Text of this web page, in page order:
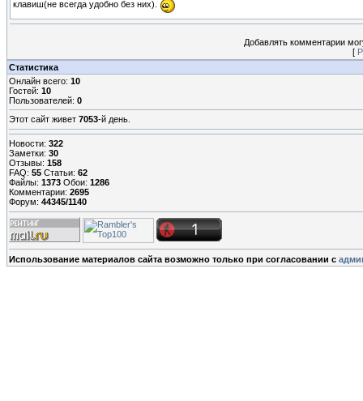
клавиш(не всегда удобно без них).
Добавлять комментарии
[
Статистика
Онлайн всего: 10
Гостей: 10
Пользователей: 0
Этот сайт живет 7053-й день.
Новости: 322
Заметки: 30
Отзывы: 158
FAQ: 55 Статьи: 62
Файлы: 1373 Обои: 1286
Комментарии: 2695
Форум: 44345/1140
Использование материалов сайта возможно только при согласовании с